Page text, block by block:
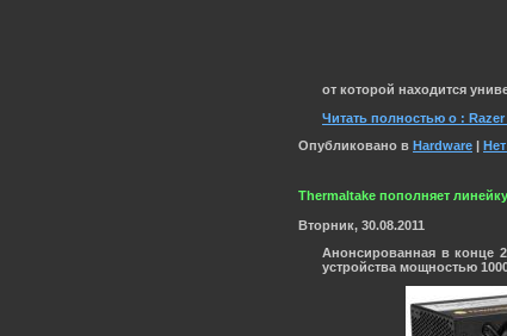
от которой находится
Читать полностью о : Razer
Опубликовано в Hardware
Thermaltake пополняет
Вторник, 30.08.2011
Анонсированная в конце
устройства мощностью